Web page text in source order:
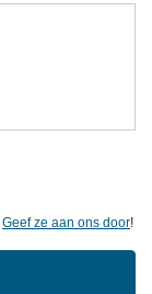
Geef ze aan ons door!